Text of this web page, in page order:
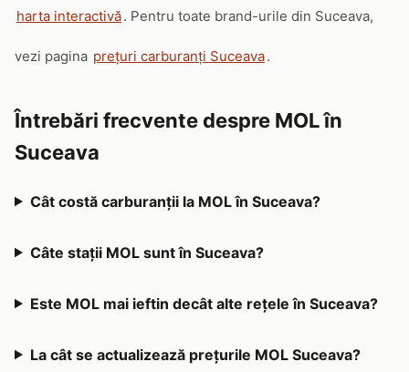
harta interactivă. Pentru toate brand-urile din Suceava,
vezi pagina prețuri carburanți Suceava.
Întrebări frecvente despre MOL în
Suceava
Cât costă carburanții la MOL în Suceava?
Câte stații MOL sunt în Suceava?
Este MOL mai ieftin decât alte rețele în Suceava?
La cât se actualizează prețurile MOL Suceava?